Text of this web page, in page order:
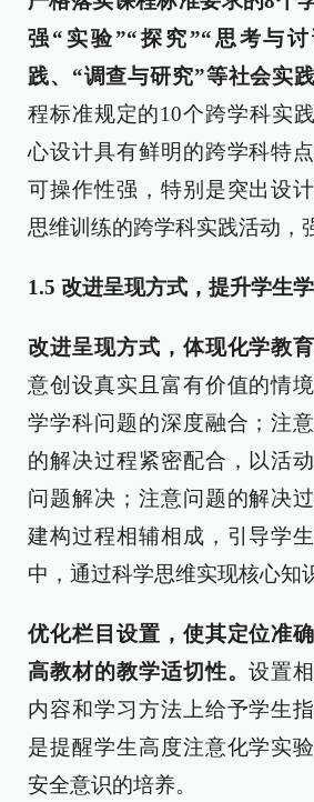
强“实验”“探究”“思考与
践、“调查与研究”等社会实
程标准规定的10个跨学科实
心设计具有鲜明的跨学科特
可操作性强，特别是突出设
思维训练的跨学科实践活动，
1.5 改进呈现方式，提升学生
改进呈现方式，体现化学教
意创设真实且富有价值的情
学学科问题的深度融合；注
的解决过程紧密配合，以活
问题解决；注意问题的解决
建构过程相辅相成，引导学
中，通过科学思维实现核心知
优化栏目设置，使其定位准
高教材的教学适切性。设置
内容和学习方法上给予学生
是提醒学生高度注意化学实
安全意识的培养。